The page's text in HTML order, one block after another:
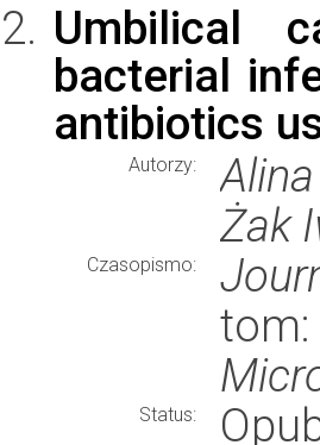
Umbilical
bacterial
antibiotics
Autorzy:
Żak
Czasopismo:
Status: